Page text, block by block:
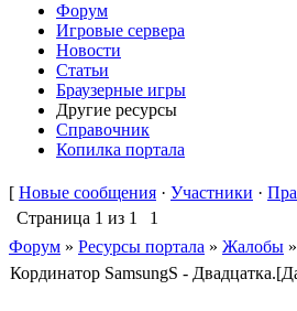
Форум
Игровые сервера
Новости
Статьи
Браузерные игры
Другие ресурсы
Справочник
Копилка портала
[ Новые сообщения · Участники ·
Страница 1 из 1
1
Форум » Ресурсы портала » Жалобы »
Кординатор SamsungS -